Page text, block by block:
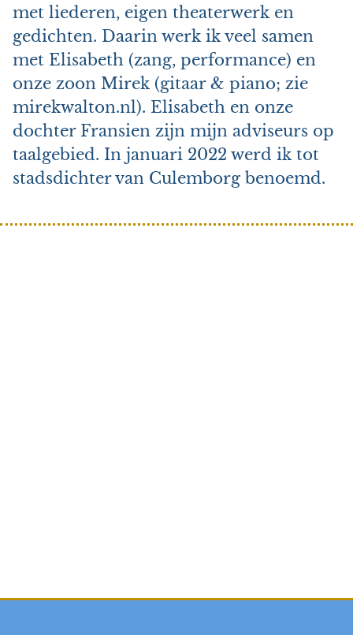
met liederen, eigen theaterwerk en
gedichten. Daarin werk ik veel samen
met Elisabeth (zang, performance) en
onze zoon Mirek (gitaar & piano; zie
mirekwalton.nl). Elisabeth en onze
dochter Fransien zijn mijn adviseurs op
taalgebied. In januari 2022 werd ik tot
stadsdichter van Culemborg benoemd.